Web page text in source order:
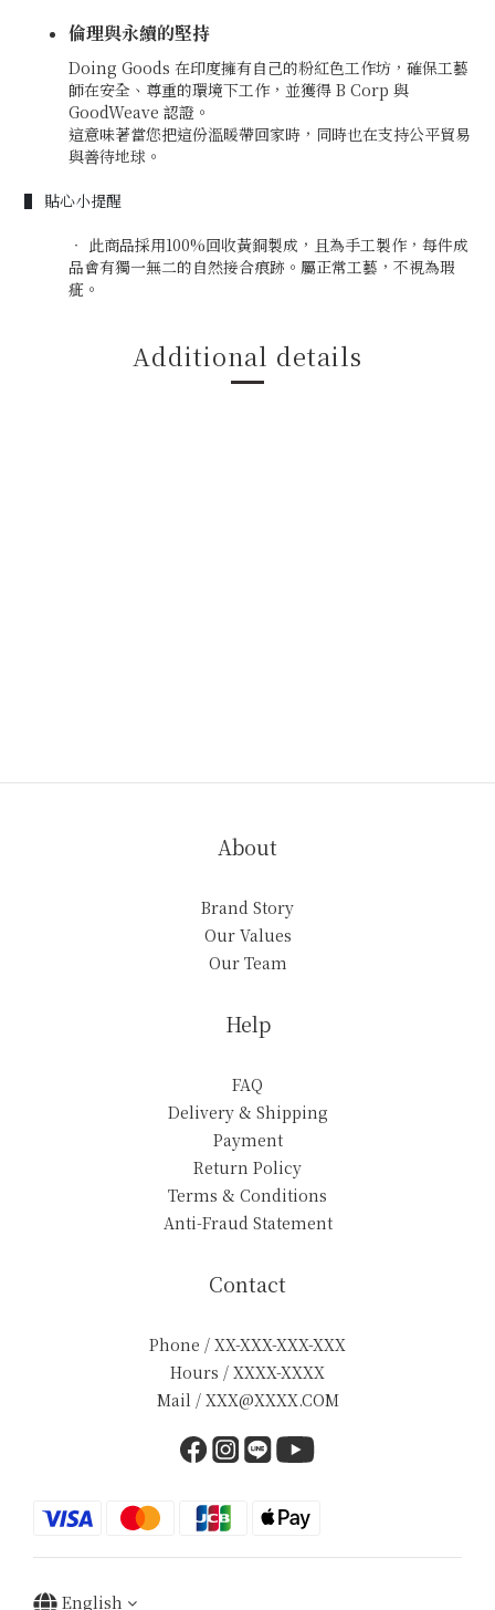
倫理與永續的堅持
Doing Goods 在印度擁有自己的粉紅色工作坊，確保工藝
師在安全、尊重的環境下工作，並獲得 B Corp 與
GoodWeave 認證。
這意味著當您把這份溫暖帶回家時，同時也在支持公平貿易
與善待地球。
▌ 貼心小提醒
‧ 此商品採用100%回收黃銅製成，且為手工製作，每件成
品會有獨一無二的自然接合痕跡。屬正常工藝，不視為瑕
疵。
Additional details
About
Brand Story
Our Values
Our Team
Help
FAQ
Delivery & Shipping
Payment
Return Policy
Terms & Conditions
Anti-Fraud Statement
Contact
Phone / XX-XXX-XXX-XXX
Hours / XXXX-XXXX
Mail / XXX@XXXX.COM
English